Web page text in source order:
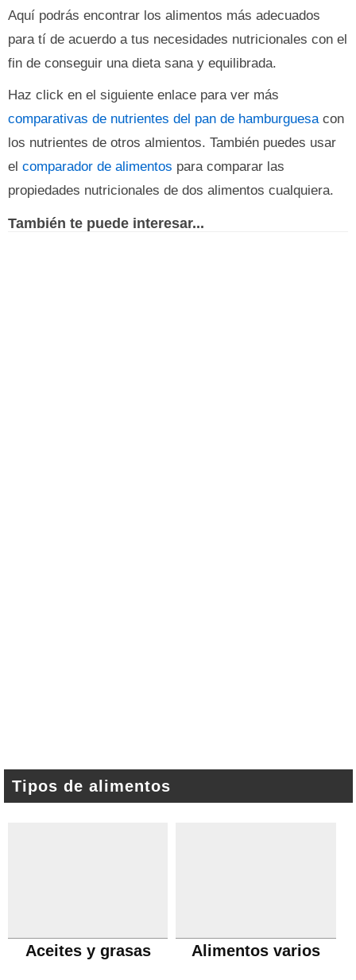
Aquí podrás encontrar los alimentos más adecuados
para tí de acuerdo a tus necesidades nutricionales con el
fin de conseguir una dieta sana y equilibrada.
Haz click en el siguiente enlace para ver más
comparativas de nutrientes del pan de hamburguesacon
los nutrientes de otros almientos. También puedes usar
el comparador de alimentos para comparar las
propiedades nutricionales de dos alimentos cualquiera.
También te puede interesar...
Tipos de alimentos
Aceites y grasas Alimentos varios